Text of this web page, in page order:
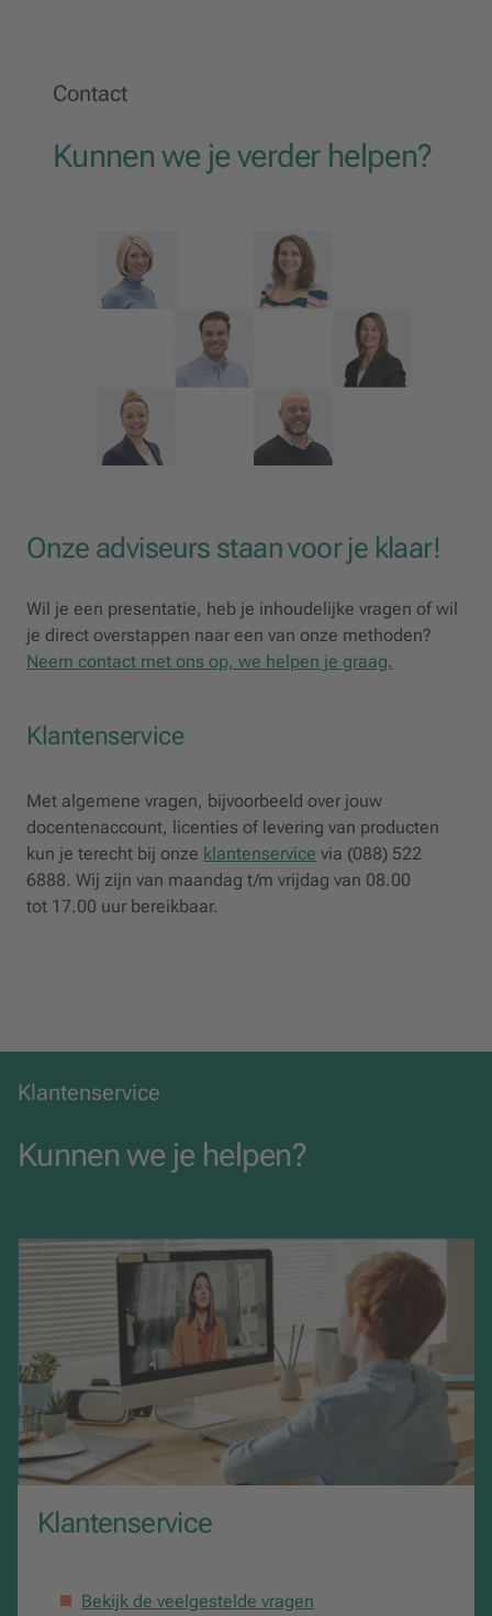
Contact
Kunnen we je verder helpen?
Onze adviseurs staan voor je klaar!
Wil je een presentatie, heb je inhoudelijke vragen of wil
je direct overstappen naar een van onze methoden?
Neem contact met ons op, we helpen je graag.
Klantenservice
Met algemene vragen, bijvoorbeeld over jouw
docentenaccount, licenties of levering van producten
kun je terecht bij onze klantenservice via (088) 522
6888. Wij zijn van maandag t/m vrijdag van 08.00
tot 17.00 uur bereikbaar.
Klantenservice
Kunnen we je helpen?
Klantenservice
Bekijk de veelgestelde vragen